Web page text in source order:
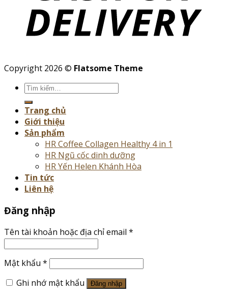
Copyright 2026 © Flatsome Theme
Tìm
kiếm:
Trang chủ
Giới thiệu
Sản phẩm
HR Coffee Collagen Healthy 4 in 1
HR Ngũ cốc dinh dưỡng
HR Yến Helen Khánh Hòa
Tin tức
Liên hệ
Đăng nhập
Tên tài khoản hoặc địa chỉ email *
Mật khẩu *
Ghi nhớ mật khẩu
Đăng nhập